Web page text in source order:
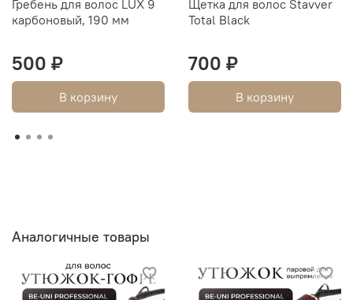
Гребень для волос LUX 9
карбоновый, 190 мм
500 ₽
В корзину
Щетка для волос Stavver
Total Black
700 ₽
В корзину
Аналогичные товары